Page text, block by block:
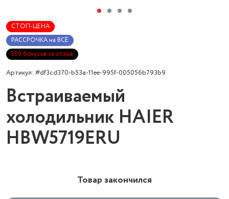
СТОП-ЦЕНА
РАССРОЧКА на ВСЁ
300 бонусов за отзыв
Артикул: #df3cd370-b53a-11ee-995f-005056b793b9
Встраиваемый
холодильник HAIER
HBW5719ERU
Товар закончился